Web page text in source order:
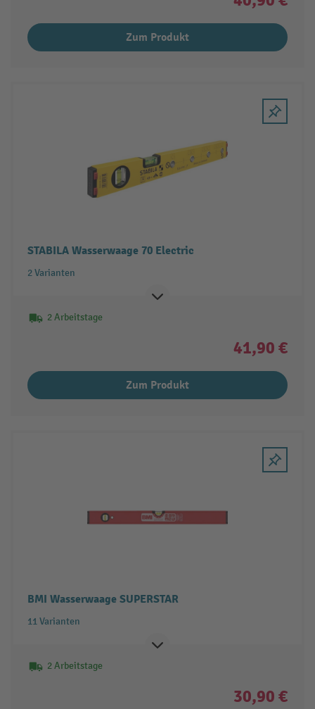
Zum Produkt
STABILA Wasserwaage 70 Electric
2 Varianten
2 Arbeitstage
41,90 €
Zum Produkt
BMI Wasserwaage SUPERSTAR
11 Varianten
2 Arbeitstage
30,90 €